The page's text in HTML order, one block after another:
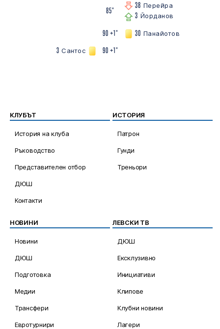
85"
38 Перейра
3 Йорданов
90 +1" 30 Панайотов
3 Сантос 90 +1"
КЛУБЪТ
История на клуба
Ръководство
Представителен отбор
ДЮШ
Контакти
ИСТОРИЯ
Патрон
Гунди
Треньори
НОВИНИ
Новини
ДЮШ
Подготовка
Медии
Трансфери
Евротурнири
ЛЕВСКИ ТВ
ДЮШ
Ексклузивно
Инициативи
Клипове
Клубни новини
Лагери